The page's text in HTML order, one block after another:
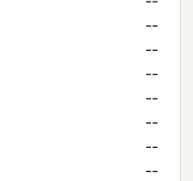
--
--
--
--
--
--
--